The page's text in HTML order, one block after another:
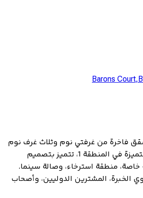
Barons Court,
فاخرة من غرفتي نوم وثلاث غرف نوم
في غرب لندن. شقق متميزة في المنطقة 1، تتميز بتصميم
منطقة استرخاء، وصالة سينما.
الخبرة، المشترين الدوليين، وأصحاب